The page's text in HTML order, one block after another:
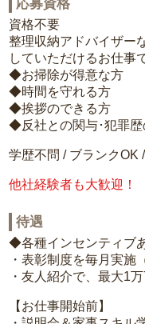
応募資格
資格不要
整理収納アドバイザー
していただけるお仕事
◆お掃除が得意な方
◆時間を守れる方
◆挨拶のできる方
◆反社との関与･犯罪歴
学歴不問 / ブランクOK
他社経験者も大歓迎！
待遇
◆各種インセンティブ
・表彰制度を毎月実施
・友人紹介で、最大1
【お仕事開始前】